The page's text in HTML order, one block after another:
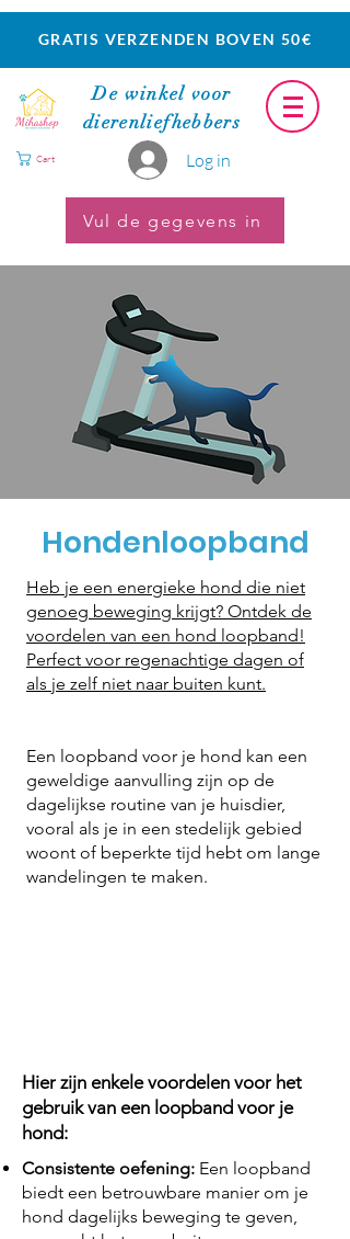
GRATIS VERZENDEN BOVEN 50€
De winkel voor
dierenliefhebbers
Log in
Cart
Vul de gegevens in
Hondenloopband
Heb je een energieke hond die niet
genoeg beweging krijgt? Ontdek de
voordelen van een hond loopband!
Perfect voor regenachtige dagen of
als je zelf niet naar buiten kunt.
Een loopband voor je hond kan een
geweldige aanvulling zijn op de
dagelijkse routine van je huisdier,
vooral als je in een stedelijk gebied
woont of beperkte tijd hebt om lange
wandelingen te maken.
Hier zijn enkele voordelen voor het
gebruik van een loopband voor je
hond:
Consistente oefening: Een loopband
biedt een betrouwbare manier om je
hond dagelijks beweging te geven,